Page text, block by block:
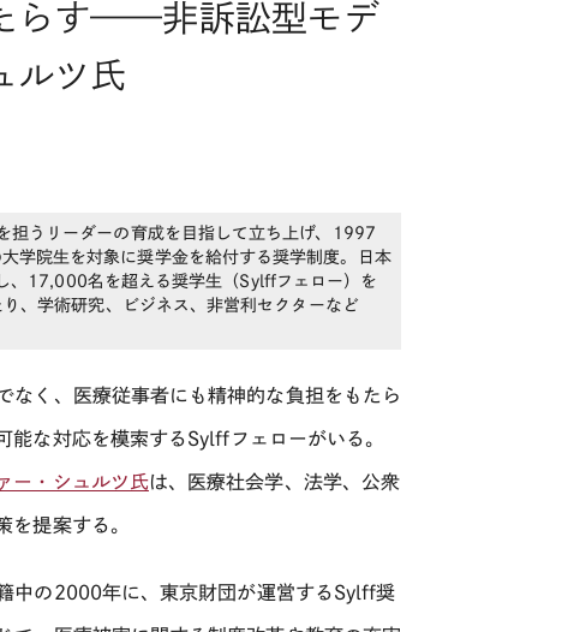
らす——非訴訟型モデ
ルツ氏
担うリーダーの育成を目指して立ち上げ、
1997
学院生を対象に奨学金を給付する奨学制度。日本
、 17,000名を超える奨学生（ Sylffフェロー）を
、学術研究、ビジネス、非営利セクターなど
なく、医療従事者にも精神的な負担をもたら
能な対応を模索するSylffフェローがいる。
ー・シュルツ氏は、医療社会学、法学、公衆
を提案する。
中の2000年に、東京財団が運営するSylff奨